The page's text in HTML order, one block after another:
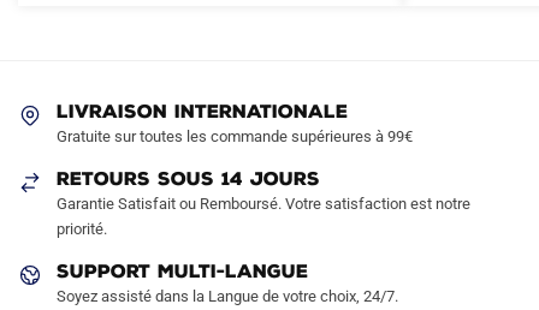
être
choisies
sur
page
produit
la
LIVRAISON INTERNATIONALE
Gratuite sur toutes les commande supérieures à 99€
RETOURS SOUS 14 JOURS
Garantie Satisfait ou Remboursé. Votre satisfaction est notre
priorité.
SUPPORT MULTI-LANGUE
Soyez assisté dans la Langue de votre choix, 24/7.